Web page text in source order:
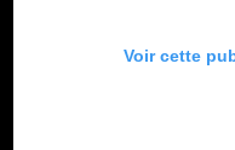
Voir cette